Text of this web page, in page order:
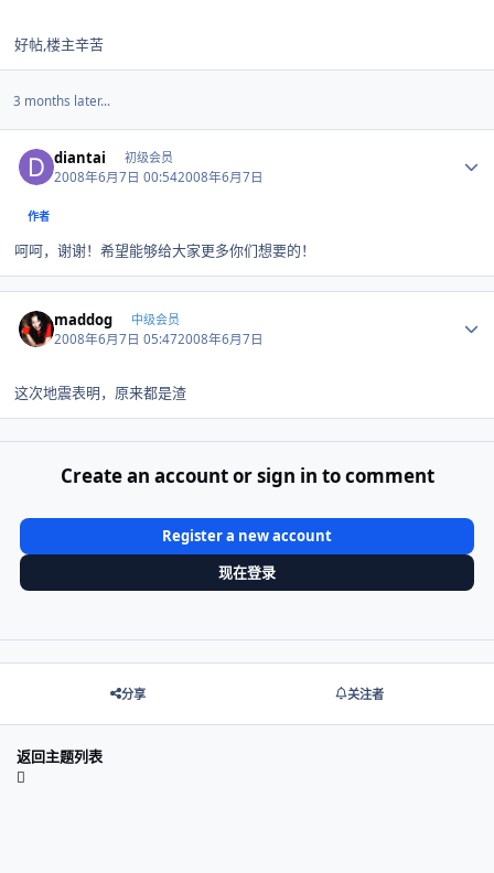
好帖,楼主辛苦
3 months later...
diantai 初级会员
2008年6月7日 00:542008年6月7日
作者
呵呵，谢谢！希望能够给大家更多你们想要的！
maddog 中级会员
2008年6月7日 05:472008年6月7日
这次地震表明，原来都是渣
Create an account or sign in to comment
Register a new account
现在登录
分享 关注者
返回主题列表